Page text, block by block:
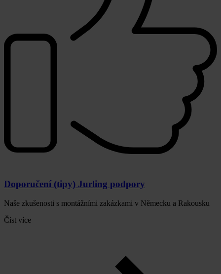
Doporučení (tipy) Jurling podpory
Naše zkušenosti s montážními zakázkami v Německu a Rakousku
Číst více